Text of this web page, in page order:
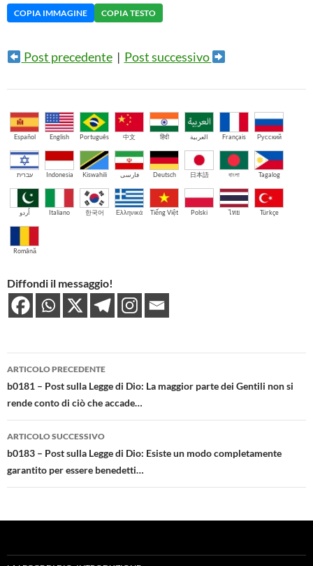
COPIA IMMAGINE COPIA TESTO
Post precedente| Post successivo
Español English Português 中文 हिंदी العربية Français Русский
עברית Indonesia Kiswahili فارسی Deutsch 日本語 বাংলা Tagalog
اُردو Italiano 한국어 Ελληνικά Tiếng Việt Polski ไทย Türkçe
Română
Diffondi il messaggio!
Navigazione
articolo
ARTICOLO PRECEDENTE
b0181 – Post sulla Legge di Dio: La maggior parte dei Gentili non si
rende conto di ciò che accade…
ARTICOLO SUCCESSIVO
b0183 – Post sulla Legge di Dio: Esiste un modo completamente
garantito per essere benedetti…